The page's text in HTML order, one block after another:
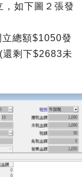
，如下圖２張發
總額$1050發
剩下$2683未